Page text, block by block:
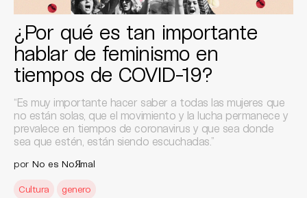
¿Por qué es tan importante
hablar de feminismo en
tiempos de COVID-19?
“Es muy importante hacer saber a todas las mujeres que
no están solas, que el movimiento y la lucha permanece y
prevalece en tiempos de coronavirus y que sea donde
sea que estén, están siendo escuchadas.”
por No es NoЯmal
Cultura genero